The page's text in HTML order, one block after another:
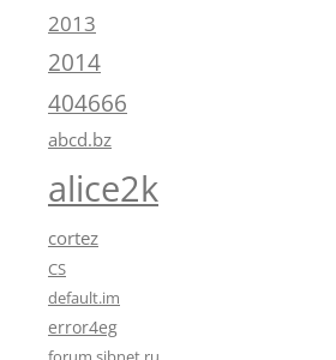
2013
2014
404666
abcd.bz
alice2k
cortez
CS
default.im
error4eg